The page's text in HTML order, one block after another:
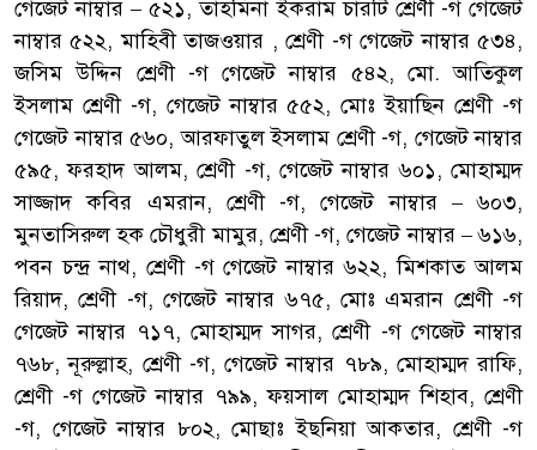
গেজেট নাম্বার – ৫২১, তাহমিনা ইকরাম চারটি শ্রেণী -গ গেজেট
নাম্বার ৫২২, মাহিবী তাজওয়ার , শ্রেণী -গ গেজেট নাম্বার ৫৩৪,
জসিম উদ্দিন শ্রেণী -গ গেজেট নাম্বার ৫৪২, মো. আতিকুল
ইসলাম শ্রেণী -গ, গেজেট নাম্বার ৫৫২, মোঃ ইয়াছিন শ্রেণী -গ
গেজেট নাম্বার ৫৬০, আরফাতুল ইসলাম শ্রেণী -গ, গেজেট নাম্বার
৫৯৫, ফরহাদ আলম, শ্রেণী -গ, গেজেট নাম্বার ৬০১, মোহাম্মদ
সাজ্জাদ কবির এমরান, শ্রেণী -গ, গেজেট নাম্বার – ৬০৩,
মুনতাসিরুল হক চৌধুরী মামুর, শ্রেণী -গ, গেজেট নাম্বার – ৬১৬,
পবন চন্দ্র নাথ, শ্রেণী -গ গেজেট নাম্বার ৬২২, মিশকাত আলম
রিয়াদ, শ্রেণী -গ, গেজেট নাম্বার ৬৭৫, মোঃ এমরান শ্রেণী -গ
গেজেট নাম্বার ৭১৭, মোহাম্মদ সাগর, শ্রেণী -গ গেজেট নাম্বার
৭৬৮, নূরুল্লাহ, শ্রেণী -গ, গেজেট নাম্বার ৭৮৯, মোহাম্মদ রাফি,
শ্রেণী -গ গেজেট নাম্বার ৭৯৯, ফয়সাল মোহাম্মদ শিহাব, শ্রেণী
-গ, গেজেট নাম্বার ৮০২, মোছাঃ ইছনিয়া আকতার, শ্রেণী -গ